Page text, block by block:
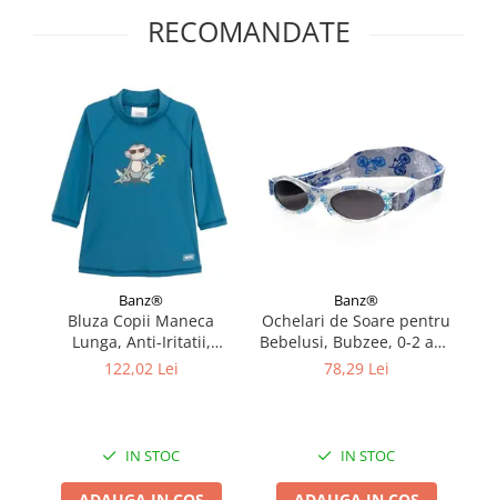
RECOMANDATE
Banz®
Bluza Copii Maneca
Lunga, Anti-Iritatii,
Protectie Soare UPF50+,
122,02 Lei
IN STOC
Banz®
Ochelari de Soare pentru
Bebelusi, Bubzee, 0-2 ani,
Bicycle Ride
78,29 Lei
IN STOC